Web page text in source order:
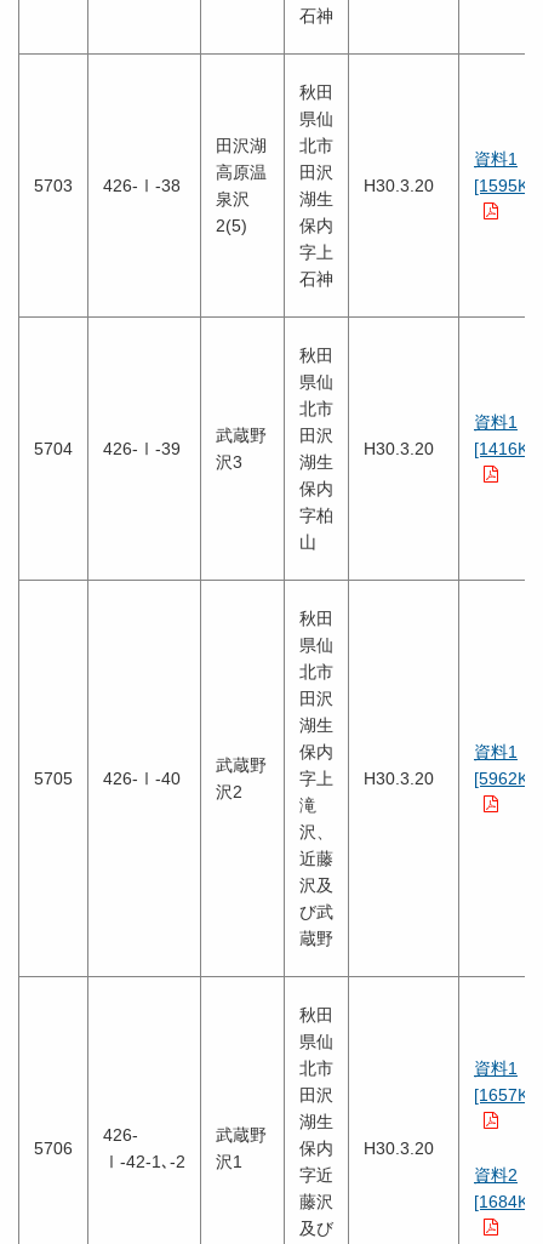
石神
5703 426-Ⅰ-38
田沢湖
高原温
泉沢
2(5)
秋田
県仙
北市
田沢
湖生
保内
字上
石神
H30.3.20
資料1
[1595KB]
5704 426-Ⅰ-39
武蔵野
沢3
秋田
県仙
北市
田沢
湖生
保内
字柏
山
H30.3.20
資料1
[1416KB]
5705 426-Ⅰ-40
武蔵野
沢2
秋田
県仙
北市
田沢
湖生
保内
字上
滝
沢、
近藤
沢及
び武
蔵野
H30.3.20
資料1
[5962KB]
5706
426-
Ⅰ-42-1､-2
武蔵野
沢1
秋田
県仙
北市
田沢
湖生
保内
字近
藤沢
及び
H30.3.20
資料1
[1657KB]
資料2
[1684KB]